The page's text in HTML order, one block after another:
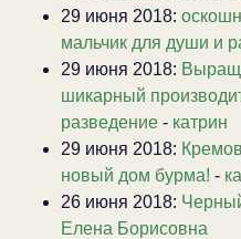
29 июня 2018:
мальчик для души и
29 июня 2018:
шикарный
разведение - катрин
29 июня 2018:
новый дом бурма! -
26 июня 2018:
Елена Борисовна